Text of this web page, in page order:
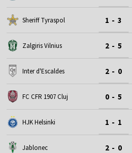
Sheriff Tyraspol 1 - 3
Zalgiris Vilnius 2 - 5
Inter d'Escaldes 2 - 0
FC CFR 1907 Cluj 0 - 5
HJK Helsinki 1 - 1
Jablonec 2 - 0